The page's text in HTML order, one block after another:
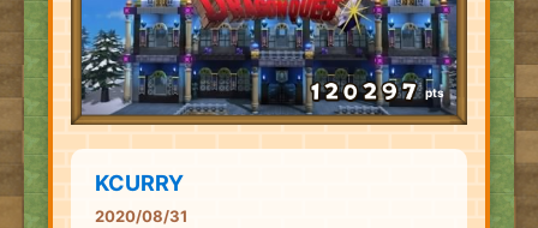
pts
KCURRY
2020/08/31